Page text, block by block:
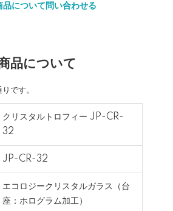
品について問い合わせる
品について
です。
クリスタルトロフィー JP-CR-
32
JP-CR-32
エコロジークリスタルガラス（台
座：ホログラム加工）